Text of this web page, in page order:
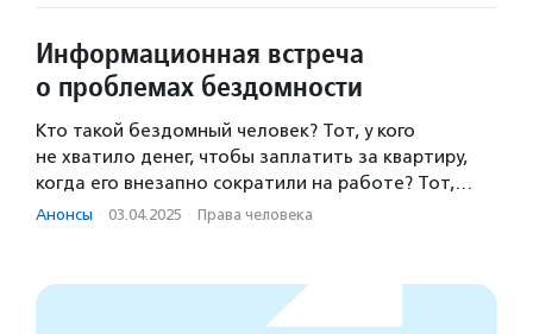
Информационная встреча
о проблемах бездомности
Кто такой бездомный человек? Тот, у кого
не хватило денег, чтобы заплатить за квартиру,
когда его внезапно сократили на работе? Тот,…
Анонсы · 03.04.2025 · Права человека